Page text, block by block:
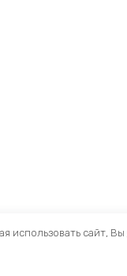
использовать сайт,